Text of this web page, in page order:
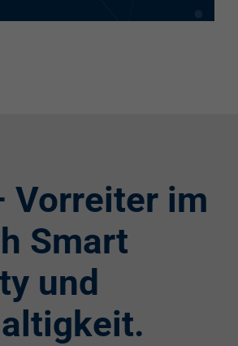
Vorreiter im
Smart
und